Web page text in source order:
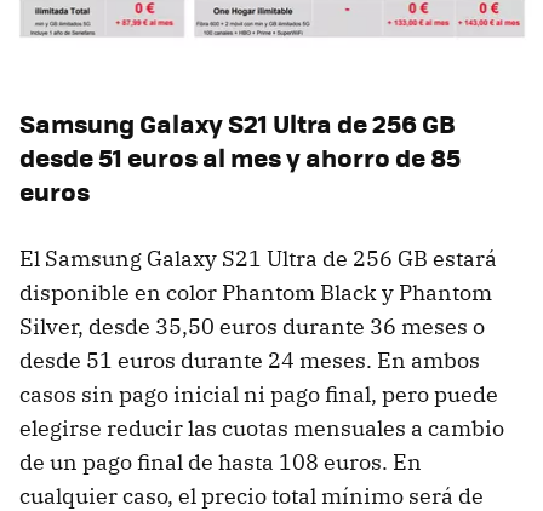
Samsung Galaxy S21 Ultra de 256 GB
desde 51 euros al mes y ahorro de 85
euros
El Samsung Galaxy S21 Ultra de 256 GB estará
disponible en color Phantom Black y Phantom
Silver, desde 35,50 euros durante 36 meses o
desde 51 euros durante 24 meses. En ambos
casos sin pago inicial ni pago final, pero puede
elegirse reducir las cuotas mensuales a cambio
de un pago final de hasta 108 euros. En
cualquier caso, el precio total mínimo será de